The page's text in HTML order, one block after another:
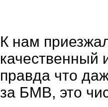
К нам
качественный
правда что
за БМВ, это